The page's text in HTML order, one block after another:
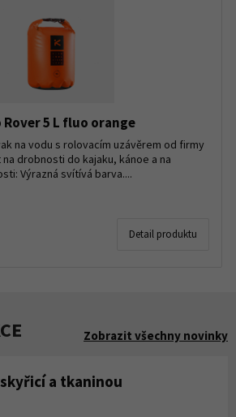
5 L fluo orange
na vodu s rolovacím uzávěrem od firmy
na drobnosti do kajaku, kánoe a na
Výrazná svítívá barva....
Detail produktu
Zobrazit všechny novinky
a tkaninou